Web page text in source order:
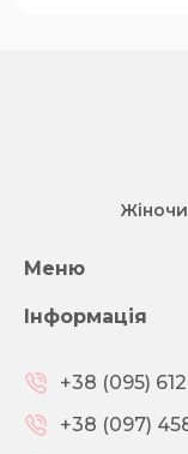
Меню
Інформація
+38 (095)
+38 (097)